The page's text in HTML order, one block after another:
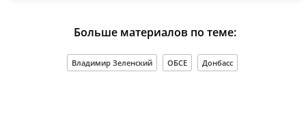
Больше материалов по теме:
Владимир Зеленский ОБСЕ Донбасс